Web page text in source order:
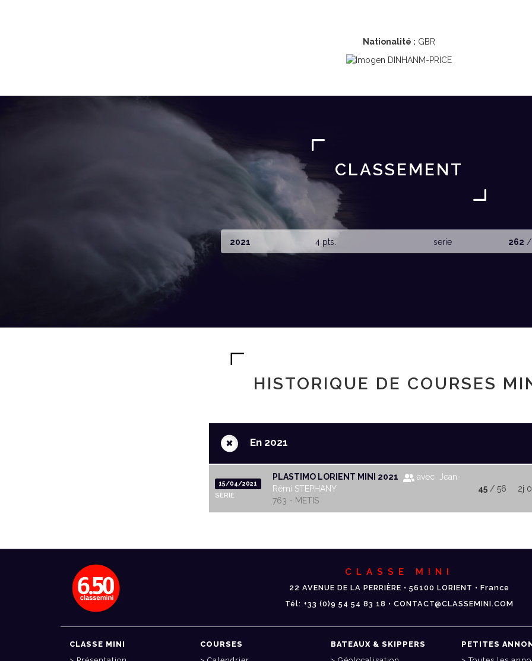
Nationalité : GBR
CLASSEMENT
2021 4 pts. serie 262 /
HISTORIQUE DE COURSES
+ En 2021
15/04/2021
SERIE
PLASTIMO LORIENT MINI 2021
avec Jean-
Rémi STEPHANY
763 - METIS
45 / 56 2j
CLASSE MINI
22 AVENUE DE LA PERRIÈRE • 56100 LORIENT • France
Tél: +33 (0)9 54 54 83 18 • CONTACT@CLASSEMINI.COM
CLASSE MINI
COURSES
BATEAUX & SKIPPERS
PETITES